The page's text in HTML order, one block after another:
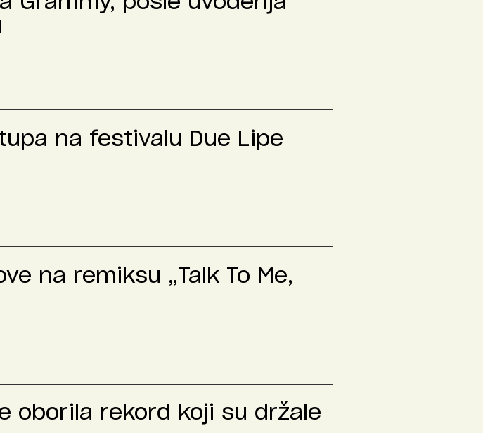
na festivalu Due Lipe
na remiksu „Talk To Me,
oborila rekord koji su držale